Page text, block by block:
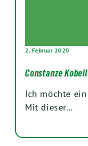
2. Februar 2020
Constanze
Ich möchte
Mit dieser…